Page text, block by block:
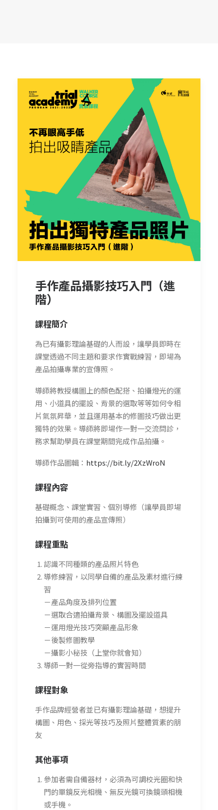
手作產品攝影技巧入門（進
階）
課程簡介
為已有攝影理論基礎的人而設，讓學員即時在
課堂透過不同主題和要求作實戰練習，即場為
產品拍攝專業的宣傳照。
導師將教授構圖上的顏色配搭、拍攝燈光的運
用、小道具的擺設、背景的選取等等如何令相
片氣氛昇華，並且運用基本的修圖技巧做出更
獨特的效果。導師將即場作一對一交流問診，
務求幫助學員在課堂期間完成作品拍攝。
導師作品圖輯： https://bit.ly/2XzWroN
課程內容
基礎概念、課堂實習、個別導修（讓學員即場
拍攝到可使用的產品宣傳照）
課程重點
認識不同種類的產品照片特色
導修練習，以同學自備的產品及素材進行練
習
－產品角度及排列位置
－選取合適拍攝背景、構圖及擺設道具
－運用燈光技巧突顯產品形象
－後製修圖教學
－攝影小秘技（上堂你就會知）
導師一對一從旁指導的實習時間
課程對象
手作品牌經營者並已有攝影理論基礎，想提升
構圖、用色、採光等技巧及照片整體質素的朋
友
其他事項
參加者需自備器材，必須為可調校光圈和快
門的單鏡反光相機、無反光鏡可換鏡頭相機
或手機。